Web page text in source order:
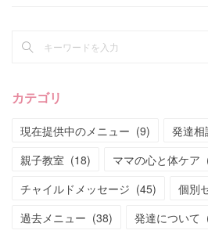
カテゴリ
現在提供中のメニュー (9) 発達相
親子教室 (18) ママの心と体ケア
チャイルドメッセージ (45) 個別
過去メニュー (38) 発達について